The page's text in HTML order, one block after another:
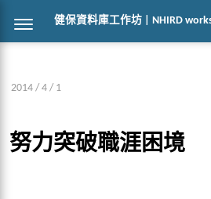
健保資料庫工作坊 | NHIRD
2014 / 4 / 1
努力突破職涯困境